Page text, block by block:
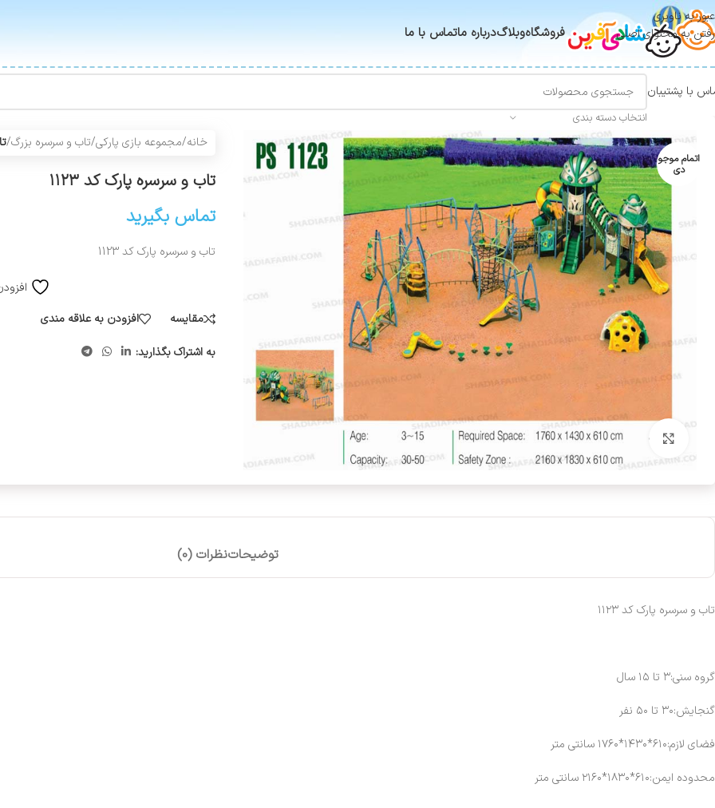
عبور به ناوبری
رفتن به محتوای اصلی
فروشگاهوبلاگدرباره ماتماس با ما
با پشتیبان
انتخاب دسته بندی
اتمام موجو
دی
بزرگنمایی تصویر
خانه/مجموعه بازی پارکی/تاب و سرسره بزرگ/
تاب و سرسره پارک کد ۱۱۲۳
تماس بگیرید
تاب و سرسره پارک کد 1123
مقایسه
افزودن به علاقه مندی
به اشتراک بگذارید:
توضیحاتنظرات (0)
تاب و سرسره پارک کد ۱۱۲۳
گروه سنی:۳ تا ۱۵ سال
گنجایش:۳۰ تا ۵۰ نفر
فضای لازم:۶۱۰*۱۴۳۰*۱۷۶۰ سانتی متر
محدوده ایمن:۶۱۰*۱۸۳۰*۲۱۶۰ سانتی متر